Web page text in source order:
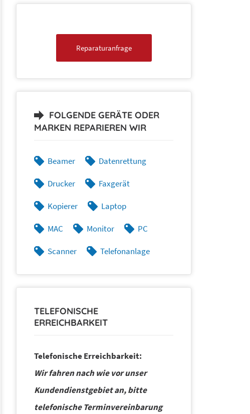
Reparaturanfrage
FOLGENDE GERÄTE ODER
MARKEN REPARIEREN WIR
Beamer Datenrettung
Drucker Faxgerät
Kopierer Laptop
MAC Monitor PC
Scanner Telefonanlage
TELEFONISCHE
ERREICHBARKEIT
Telefonische Erreichbarkeit:
Wir fahren nach wie vor unser
Kundendienstgebiet an, bitte
telefonische Terminvereinbarung